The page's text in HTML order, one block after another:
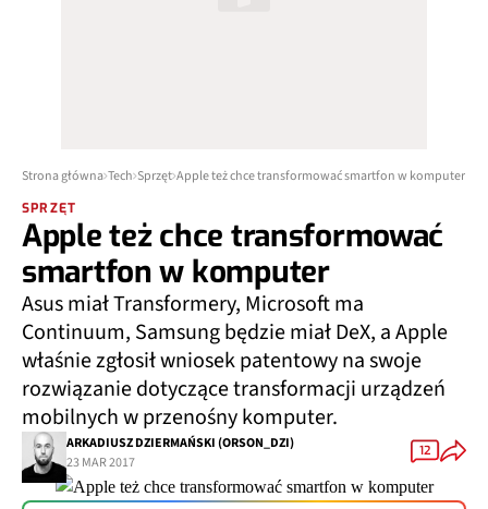
Strona główna Tech Sprzęt Apple też chce transformować smartfon w komputer
SPRZĘT
Apple też chce transformować
smartfon w komputer
Asus miał Transformery, Microsoft ma
Continuum, Samsung będzie miał DeX, a Apple
właśnie zgłosił wniosek patentowy na swoje
rozwiązanie dotyczące transformacji urządzeń
mobilnych w przenośny komputer.
ARKADIUSZ DZIERMAŃSKI (ORSON_DZI)
23 MAR 2017
12